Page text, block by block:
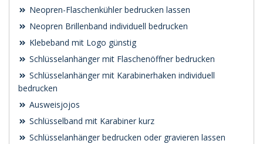
Neopren-Flaschenkühler bedrucken lassen
Neopren Brillenband individuell bedrucken
Klebeband mit Logo günstig
Schlüsselanhänger mit Flaschenöffner bedrucken
Schlüsselanhänger mit Karabinerhaken individuell
bedrucken
Ausweisjojos
Schlüsselband mit Karabiner kurz
Schlüsselanhänger bedrucken oder gravieren lassen